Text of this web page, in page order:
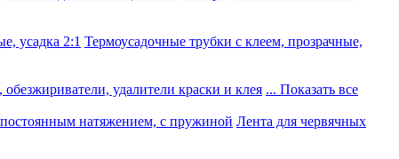
усадка 2:1 Термоусадочные трубки с клеем, прозрачные,
удалители краски и клея ... Показать все
натяжением, с пружиной Лента для червячных